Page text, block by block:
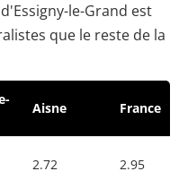
le-Grand est
que le reste de la
Aisne France
2.72 2.95